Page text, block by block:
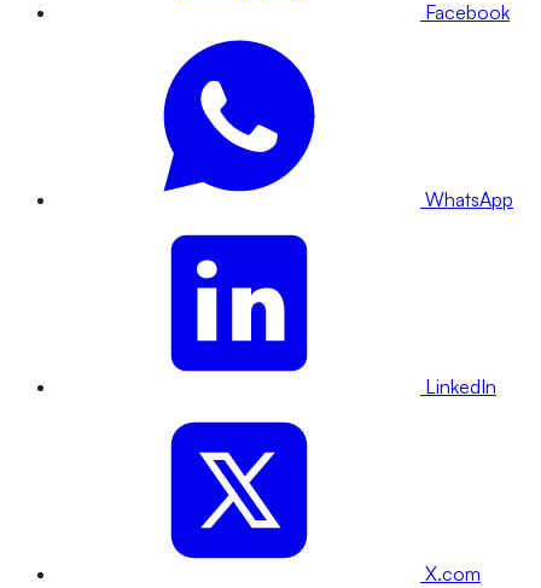
Facebook
WhatsApp
LinkedIn
X.com